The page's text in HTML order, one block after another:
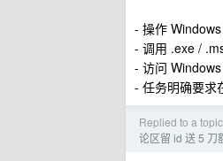
- 操作
- 调用 .exe /
- 访问
- 任务明确要求
Replied to a
论区留 id 送 5 刀